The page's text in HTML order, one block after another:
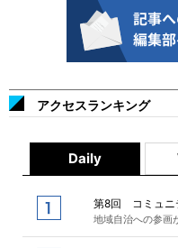
アクセスランキング
Daily
第8回 コミュニ
地域自治への参画